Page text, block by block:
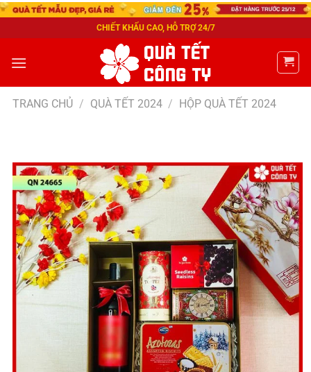
CHIẾT KHẤU CAO, HỖ TRỢ 24/7
TRANG CHỦ / QUÀ TẾT 2024 / HỘP QUÀ TẾT 2024